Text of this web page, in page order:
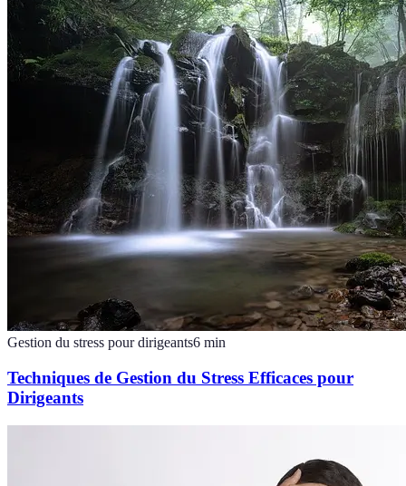
Gestion du stress pour dirigeants6 min
Techniques de Gestion du Stress Efficaces pour
Dirigeants